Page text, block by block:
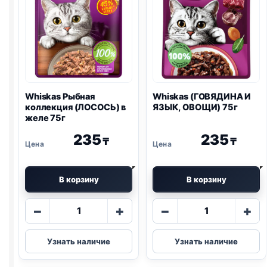
Whiskas Рыбная
коллекция (ЛОСОСЬ) в
желе 75г
235₸
В корзину
−
Количество
Whiskas
Рыбная
коллекция
+
Узнать наличие
Whiskas (ГОВЯДИНА И
ЯЗЫК, ОВОЩИ) 75г
235₸
В корзину
−
Количество
Whiskas
(ГОВЯДИНА
И
+
Узнать наличие